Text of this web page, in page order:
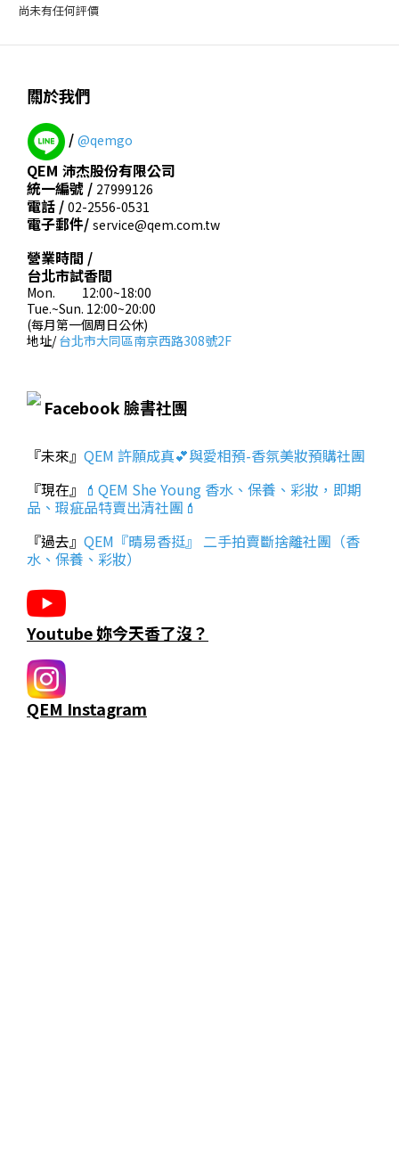
尚未有任何評價
關於我們
/ @qemgo
QEM 沛杰股份有限公司
統一編號 / 27999126
電話 / 02-2556-0531
電子郵件/ service@qem.com.tw
營業時間 /
台北市試香間
Mon. 12:00~18:00
Tue.~Sun. 12:00~20:00
(每月第一個周日公休)
地址/台北市大同區南京西路308號2F
Facebook 臉書社團
『未來』 QEM 許願成真💕與愛相預-香氛美妝預購社團
『現在』 💄QEM She Young 香水、保養、彩妝，即期
品、瑕疵品特賣出清社團💄
『過去』 QEM『晴易香挺』 二手拍賣斷捨離社團（香
水、保養、彩妝）
Youtube 妳今天香了沒？
QEM Instagram